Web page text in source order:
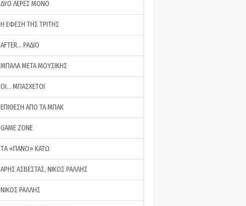
ΔΥΟ ΛΕΡΕΣ ΜΟΝΟ
Η ΕΦΕΣΗ ΤΗΣ ΤΡΙΤΗΣ
AFTER… ΡΑΔΙΟ
ΜΠΑΛΑ ΜΕΤΑ ΜΟΥΣΙΚΗΣ
ΟΙ… ΜΠΑΣΧΕΤΟΙ
ΕΠΙΘΕΣΗ ΑΠΟ ΤΑ ΜΠΑΚ
GAME ZONE
ΤA «ΠΑΝΟ» ΚΑΤΩ
ΑΡΗΣ ΑΣΒΕΣΤΑΣ, ΝΙΚΟΣ ΡΑΛΛΗΣ
ΝΙΚΟΣ ΡΑΛΛΗΣ